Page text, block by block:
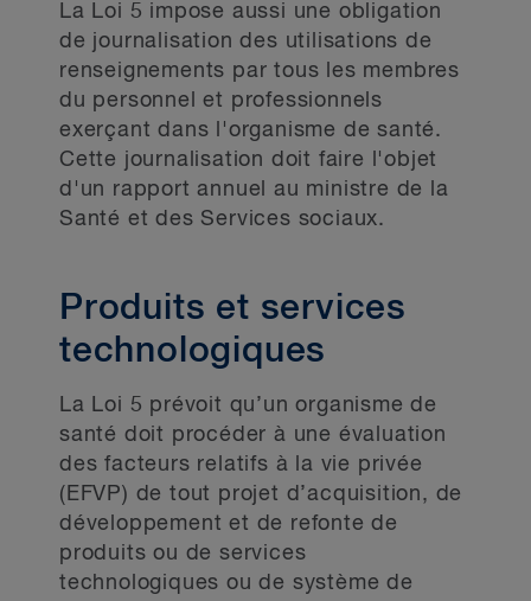
La Loi 5 impose aussi une obligation
de journalisation des utilisations de
renseignements par tous les membres
du personnel et professionnels
exerçant dans l'organisme de santé.
Cette journalisation doit faire l'objet
d'un rapport annuel au ministre de la
Santé et des Services sociaux.
Produits et services
technologiques
La Loi 5 prévoit qu’un organisme de
santé doit procéder à une évaluation
des facteurs relatifs à la vie privée
(EFVP) de tout projet d’acquisition, de
développement et de refonte de
produits ou de services
technologiques ou de système de